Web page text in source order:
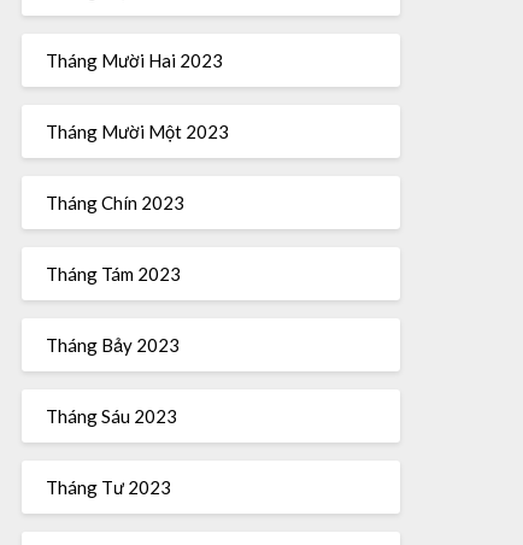
Tháng Mười Hai 2023
Tháng Mười Một 2023
Tháng Chín 2023
Tháng Tám 2023
Tháng Bảy 2023
Tháng Sáu 2023
Tháng Tư 2023